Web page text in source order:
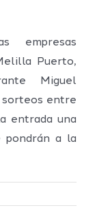
empresas
Puerto,
Miguel
sorteos entre
entrada una
pondrán a la